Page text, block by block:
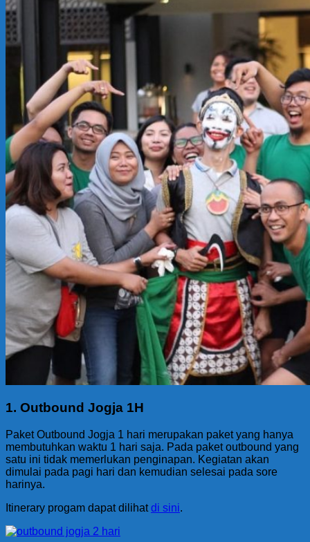
1. Outbound Jogja 1H
Paket Outbound Jogja 1 hari merupakan paket yang hanya
membutuhkan waktu 1 hari saja. Pada paket outbound yang
satu ini tidak memerlukan penginapan. Kegiatan akan
dimulai pada pagi hari dan kemudian selesai pada sore
harinya.
Itinerary progam dapat dilihatdi sini.